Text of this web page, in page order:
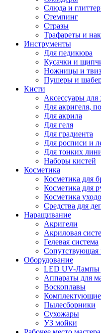
Слюда и
Стемпинг
Стразы
Трафареты и
Инструменты
Для педикюра
Кусачки и
Ножницы и
Пушеры и
Кисти
Аксессуары для
Для акригеля,
Для акрила
Для геля
Для градиента
Для росписи и
Для тонких
Наборы кистей
Косметика
Косметика для
Косметика для
Косметика
Средства для
Наращивание
Акригели
Акриловая
Гелевая система
Сопутствующая
Оборудование
LED UV-Лампы
Аппараты для
Воскоплавы
Комплектующие
Пылесборники
Сухожары
УЗ мойки